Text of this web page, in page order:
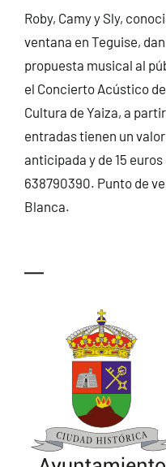
Roby, Camy y Sly,
ventana en Teguise,
propuesta musical al
el Concierto Acústico
Cultura de Yaiza, a
entradas tienen un
anticipada y de 15
638790390. Punto de
Blanca.
—